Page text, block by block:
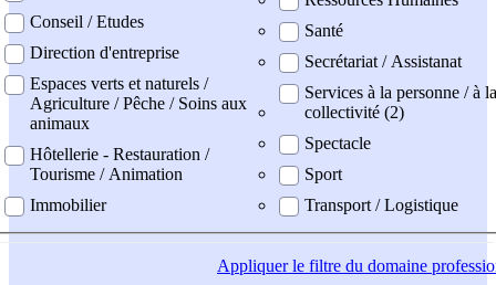
Conseil / Etudes
Direction d'entreprise
Espaces verts et naturels /
Agriculture / Pêche / Soins aux
animaux
Hôtellerie - Restauration /
Tourisme / Animation
Immobilier
Santé
Secrétariat / Assistanat
Services à la personne / à la
collectivité (2)
Spectacle
Sport
Transport / Logistique
Appliquerle filtre du domaine